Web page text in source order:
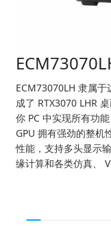
ECM73070LH 隶属
成了 RTX3070 LHR
你 PC 中实现所有功
GPU 拥有强劲的整机
性能，支持多头显示
缘计算和各类仿真、